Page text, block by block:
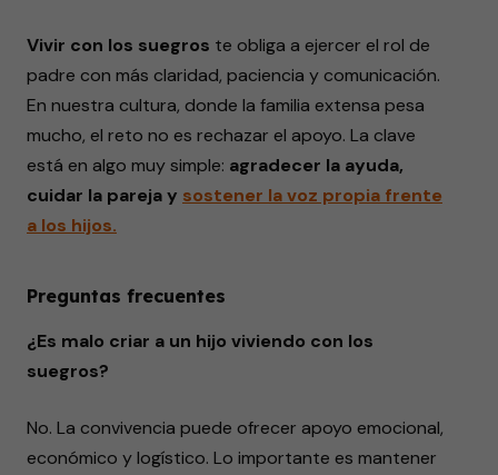
Vivir con los suegros te obliga a ejercer el rol de
padre con más claridad, paciencia y comunicación.
En nuestra cultura, donde la familia extensa pesa
mucho, el reto no es rechazar el apoyo. La clave
está en algo muy simple: agradecer la ayuda,
cuidar la pareja y sostener la voz propia frente
a los hijos.
Preguntas frecuentes
¿Es malo criar a un hijo viviendo con los
suegros?
No. La convivencia puede ofrecer apoyo emocional,
económico y logístico. Lo importante es mantener